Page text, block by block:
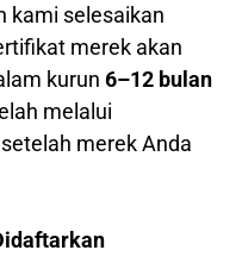
kami selesaikan
merek akan
kurun 6–12 bulan
melalui
merek Anda